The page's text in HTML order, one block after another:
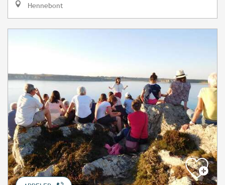
Hennebont